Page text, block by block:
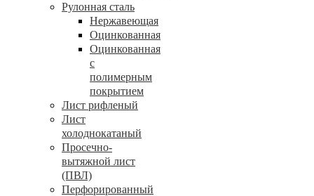
Рулонная сталь
Нержавеющая
Оцинкованная
Оцинкованная
с
полимерным
покрытием
Лист рифленый
Лист
холоднокатаный
Просечно-
вытяжной лист
(ПВЛ)
Перфорированный